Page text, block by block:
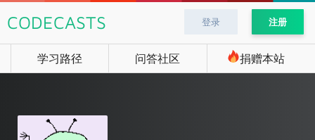
CODECASTS 登录 注册
学习路径 问答社区 捐赠本站